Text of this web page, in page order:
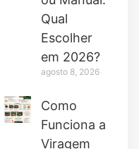
Qual
Escolher
em 2026?
agosto 8, 2026
Como
Funciona a
Viragem